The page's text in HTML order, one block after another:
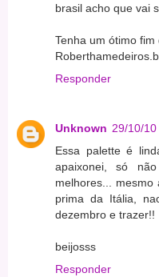
brasil acho que vai
Tenha um ótimo fim
Responder
Unknown 29/10/10
Essa palette é
apaixonei, só
melhores... mesmo
prima da Itália,
dezembro e trazer!!
beijosss
Responder